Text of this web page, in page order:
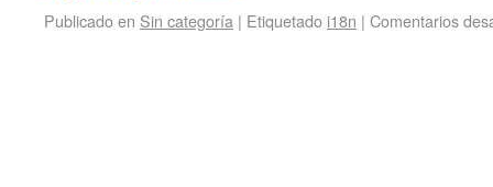
Publicado en Sin categoría | Etiquetado i18n | Comentarios